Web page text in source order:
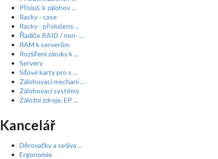
Přísluš. k zálohov ...
Racky - case
Racky - příslušens ...
Řadiče RAID / non- ...
RAM k serverům
Rozšíření záruky k ...
Servery
Síťové karty pro s ...
Zálohovací mechani ...
Zálohovací systémy
Záložní zdroje, EP ...
Kancelář
Děrovačky a sešíva ...
Ergonomie